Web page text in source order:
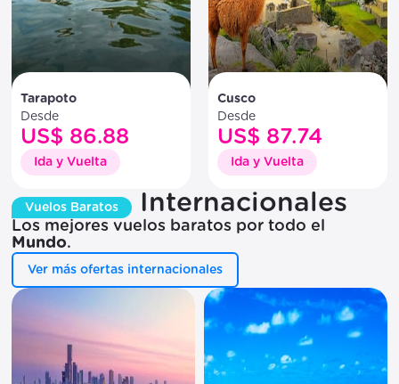
Tarapoto
Desde
US$ 86.88
Ida y Vuelta
Cusco
Desde
US$ 87.74
Ida y Vuelta
Vuelos Baratos Internacionales
Los mejores vuelos baratos por todo el
Mundo.
Ver más ofertas internacionales